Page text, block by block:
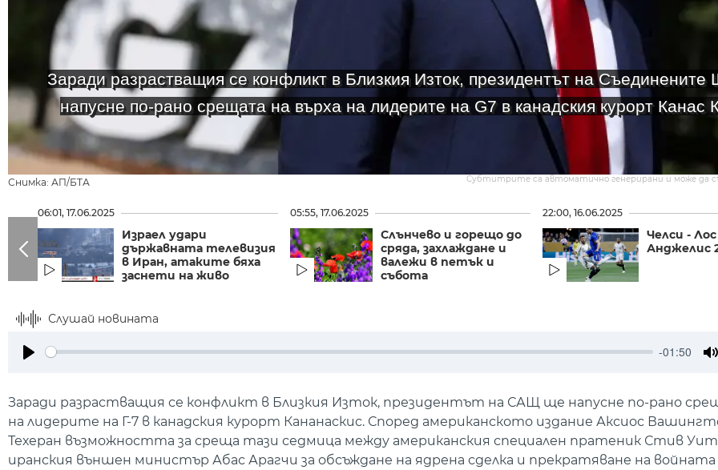
Заради разрастващия се конфликт в Близкия Изток, президентът на
напусне по-рано срещата на върха на лидерите на G7 в канадския курорт Канас
Снимка: АП/БТА Субтитрите са автоматично генерирани и може да
06:01, 17.06.2025
Израел удари
държавната телевизия
в Иран, атаките бяха
заснети на живо
05:55, 17.06.2025
Слънчево и горещо до
сряда, захлаждане и
валежи в петък и
събота
22:00, 16.06.2025
Челси - Лос
Анджелис
Слушай новината
-01:50
Заради разрастващия се конфликт в Близкия Изток, президентът на САЩ ще напусне по-рано
на лидерите на Г-7 в канадския курорт Кананаскис. Според американското издание Аксиос
Техеран възможността за среща тази седмица между американския специален пратеник Стив
иранския външен министър Абас Арагчи за обсъждане на ядрена сделка и прекратяване на